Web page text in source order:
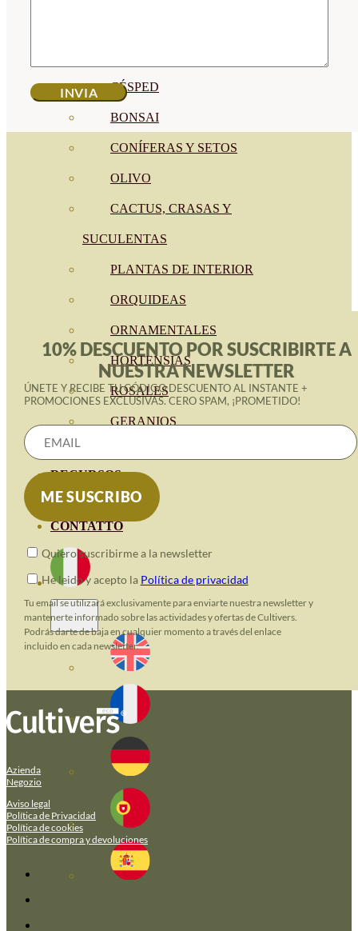
CÉSPED
BONSAI
CONÍFERAS Y SETOS
OLIVO
CACTUS, CRASAS Y
SUCULENTAS
PLANTAS DE INTERIOR
ORQUIDEAS
ORNAMENTALES
HORTENSIAS
ROSALES
GERANIOS
VIVERO
RECURSOS
BLOG ECO
CONTATTO
10% DESCUENTO POR SUSCRIBIRTE A
NUESTRA NEWSLETTER
ÚNETE Y RECIBE TU CÓDIGO DESCUENTO AL INSTANTE +
PROMOCIONES EXCLUSIVAS. CERO SPAM, ¡PROMETIDO!
Quiero suscribirme a la newsletter
He leido y acepto la Política de privacidad
Tu email se utilizará exclusivamente para enviarte nuestra newsletter y
mantenerte informado sobre las actividades y ofertas de Cultivers.
Podrás darte de baja en cualquier momento a través del enlace
incluido en cada newsletter.
Azienda
Negozio
Aviso legal
Política de Privacidad
Política de cookies
Política de compra y devoluciones